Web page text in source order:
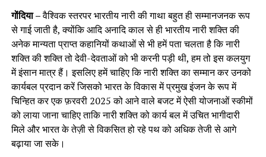
गोंदिया –वैश्विक स्तरपर भारतीय नारी की गाथा बहुत ही सम्मानजनक रूप
से गाई जाती है, क्योंकि आदि अनादि काल से ही भारतीय नारी शक्ति की
अनेक मान्यता प्राप्त कहानियों कथाओं से भी हमें पता चलता है कि नारी
शक्ति की शक्ति तो देवी-देवताओं को भी करनी पड़ी थी, हम तो इस कलयुग
में इंसान मात्र हैं। इसलिए हमें चाहिए कि नारी शक्ति का सम्मान कर उनको
कार्यबल प्रदान करें जिसको भारत के विकास में प्रमुख इंजन के रूप में
चिन्हित कर एक फ़रवरी 2025 को आने वाले बजट में ऐसी योजनाओं स्कीमों
को लाया जाना चाहिए ताकि नारी शक्ति को कार्य बल में उचित भागीदारी
मिले और भारत के तेज़ी से विकसित हो रहे पथ को अधिक तेजी से आगे
बढ़ाया जा सके।